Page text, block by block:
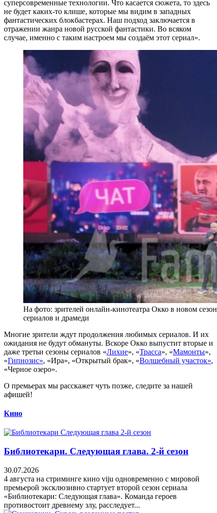
суперсовременные технологии. Что касается сюжета, то здесь
не будет каких-то клише, которые мы видим в западных
фантастических блокбастерах. Наш подход заключается в
отражении жанра новой русской фантастики. Во всяком
случае, именно с таким настроем мы создаём этот сериал».
На фото: зрителей онлайн-кинотеатра Окко в новом
сериалов и драмеди
Многие зрители ждут продолжения любимых сериалов. И их
ожидания не будут обмануты. Вскоре Окко выпустит вторые и
даже третьи сезоны сериалов «Лихие», «Трасса», «Мамонты»,
«Гипнозис», «Ира», «Открытый брак», «Волшебный участок»,
«Черное озеро».
О премьерах мы расскажет чуть позже, следите за нашей
афишей!
Кино
Библиотекари. Следующая глава. 2-й сезон
30.07.2026
4 августа на стриминге кино viju одновременно с мировой
премьерой эксклюзивно стартует второй сезон сериала
«Библиотекари: Следующая глава». Команда героев
противостоит древнему злу, расследует...